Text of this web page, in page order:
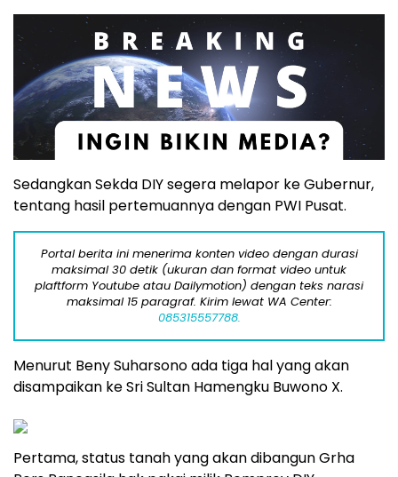
Sedangkan Sekda DIY segera melapor ke Gubernur,
tentang hasil pertemuannya dengan PWI Pusat.
Portal berita ini menerima konten video dengan durasi
maksimal 30 detik (ukuran dan format video untuk
plaftform Youtube atau Dailymotion) dengan teks narasi
maksimal 15 paragraf. Kirim lewat WA Center:
085315557788.
Menurut Beny Suharsono ada tiga hal yang akan
disampaikan ke Sri Sultan Hamengku Buwono X.
Pertama, status tanah yang akan dibangun Grha